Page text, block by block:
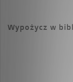
Wypożycz w